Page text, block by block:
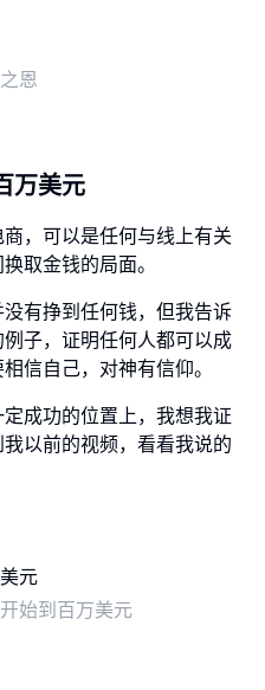
恩
万美元
，可以是任何与线上有关
取金钱的局面。
有挣到任何钱，但我告诉
子，证明任何人都可以成
信自己，对神有信仰。
成功的位置上，我想我证
以前的视频，看看我说的
始到百万美元